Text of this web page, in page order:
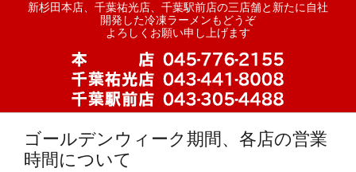
新杉田本店、千葉祐光店、千葉駅前店の三店舗と新たに自社
開発した冷凍ラーメンもどうぞ
よろしくお願い申し上げます
ゴールデンウィーク期間、各店の営業
時間について